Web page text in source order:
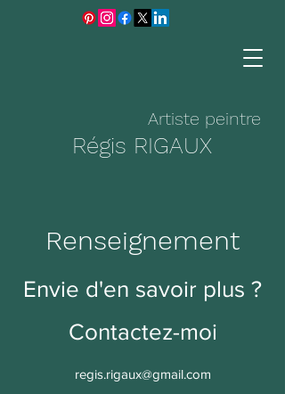
Artiste peintre
Régis RIGAUX
Renseignement
Envie d'en savoir plus ?
Contactez-moi
regis.rigaux@gmail.com